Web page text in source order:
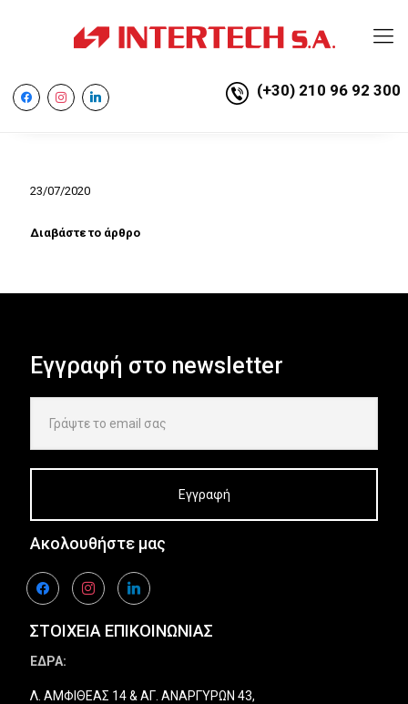
facebookinstagramlinkedin (+30) 210 96 92 300
23/07/2020
Διαβάστε το άρθρο
Εγγραφή στο newsletter
Ακολουθήστε μας
facebookinstagramlinkedin
ΣΤΟΙΧΕΙΑ ΕΠΙΚΟΙΝΩΝΙΑΣ
ΕΔΡΑ:
Λ. ΑΜΦΙΘΕΑΣ 14 & ΑΓ. ΑΝΑΡΓΥΡΩΝ 43,